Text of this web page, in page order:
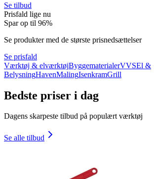
Se tilbud
Prisfald lige nu
Spar op til 96%
Se produkter med de største prisnedsættelser
Se prisfald
Værktøj & elværktøjByggematerialerVVSEl &
BelysningHavenMalingIsenkramGrill
Bedste priser i dag
Dagens skarpeste tilbud på populært værktøj
Se alle tilbud